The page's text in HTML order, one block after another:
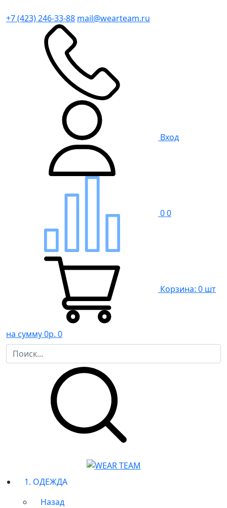
+7 (423) 246-33-88 mail@wearteam.ru
Вход
00
Корзина: 0 шт
на сумму 0р. 0
1. ОДЕЖДА
Назад